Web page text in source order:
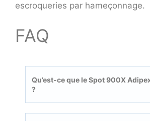
escroqueries par hameçonnage.
FAQ
Qu’est-ce que le Spot 900X
?